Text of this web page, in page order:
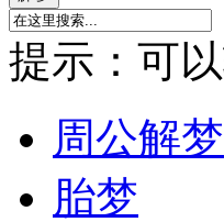
提示：可
周公解梦
胎梦